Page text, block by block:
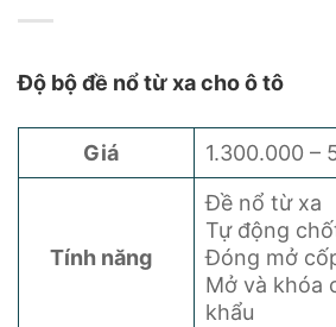
Độ bộ đề nổ từ xa cho ô tô
Giá 1.300.000 –
Tính năng
Đề nổ từ xa
Tự động
Đóng mở
Mở và khóa
khẩu